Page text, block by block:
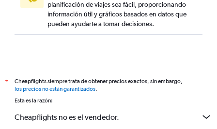
planificación de viajes sea fácil, proporcionando
información útil y gráficos basados en datos que
pueden ayudarte a tomar decisiones.
*
Cheapflights siempre trata de obtener precios exactos, sin embargo,
los precios no están garantizados.
Esta es la razón:
Cheapflights no es el vendedor.